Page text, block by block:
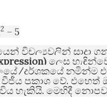
2 – 5
විචල්‍යවලින් සාදා
ලෙස
/දර්ශකයේ නමින්ම
ප්‍රකාශ වේ. එහෙත්
හැකියි. මෙහිදී